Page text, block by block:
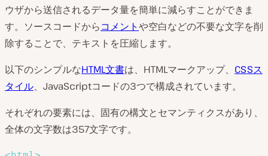
ウザから送信されるデータ量を簡単に減らすことができま
す。ソースコードからコメントや空白などの不要な文字を削
除することで、テキストを圧縮します。
以下のシンプルなHTML文書は、HTMLマークアップ、 CSSス
タイル、JavaScriptコードの3つで構成されています。
それぞれの要素には、固有の構文とセマンティクスがあり、
全体の文字数は357文字です。